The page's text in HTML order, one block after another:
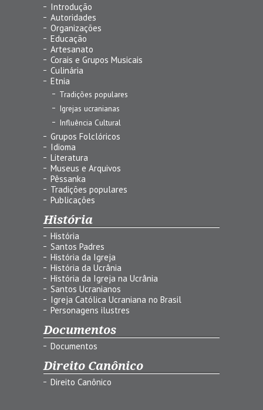
Introdução
Autoridades
Organizações
Educação
Artesanato
Corais e Grupos Musicais
Culinária
Etnia
Tradições populares
Igrejas ucranianas
Influência Cultural
Grupos Folclóricos
Idioma
Literatura
Museus e Arquivos
Pêssanka
Tradições populares
Publicações
História
História
Santos Padres
História da Igreja
História da Ucrânia
História da Igreja na Ucrânia
Santos Ucranianos
Igreja Católica Ucraniana no Brasil
Personagens ilustres
Documentos
Documentos
Direito Canônico
Direito Canônico